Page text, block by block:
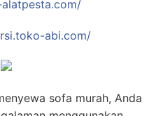
abi.com/
sofa murah, Anda